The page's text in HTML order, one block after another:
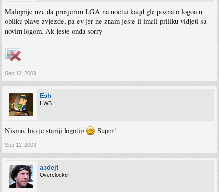
Maloprije uze da provjerim LGA na noctui kaqd gle poznato logoa u
obliku plave zvjezde, pa ev jer ne znam jeste li imali priliku vidjeti sa
novim logom. Ak jeste onda sorry
Sep 12, 2009
Esh
HWB
Nismo, bio je stariji logotip Super!
Sep 12, 2009
apdejt
Overclocker